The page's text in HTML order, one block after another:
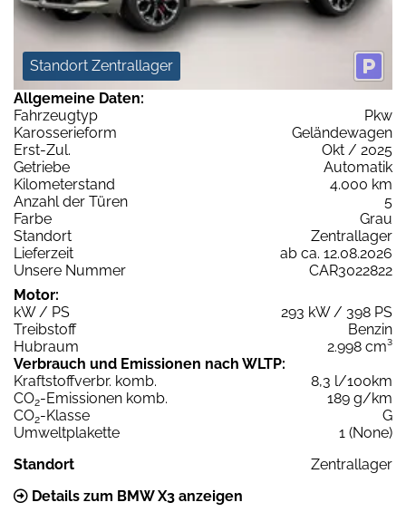
Standort Zentrallager
Allgemeine Daten:
Fahrzeugtyp
Pkw
Karosserieform
Geländewagen
Erst-Zul.
Okt / 2025
Getriebe
Automatik
Kilometerstand
4.000 km
Anzahl der Türen
5
Farbe
Grau
Standort
Zentrallager
Lieferzeit
ab ca. 12.08.2026
Unsere Nummer
CAR3022822
Motor:
kW / PS
293 kW / 398 PS
Treibstoff
Benzin
Hubraum
2.998 cm³
Verbrauch und Emissionen nach WLTP:
Kraftstoffverbr. komb.
8,3 l/100km
CO2-Emissionen komb.
189 g/km
CO2-Klasse
G
Umweltplakette
1 (None)
Standort
Zentrallager
Details zum BMW X3 anzeigen